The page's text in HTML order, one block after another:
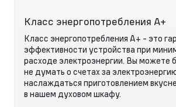
Класс энергопотребления А+
Класс энергопотребления А+ - это
эффективности устройства при
расходе электроэнергии. Вы можете
не думать о счетах за
наслаждаться приготовлением
в нашем духовом шкафу.